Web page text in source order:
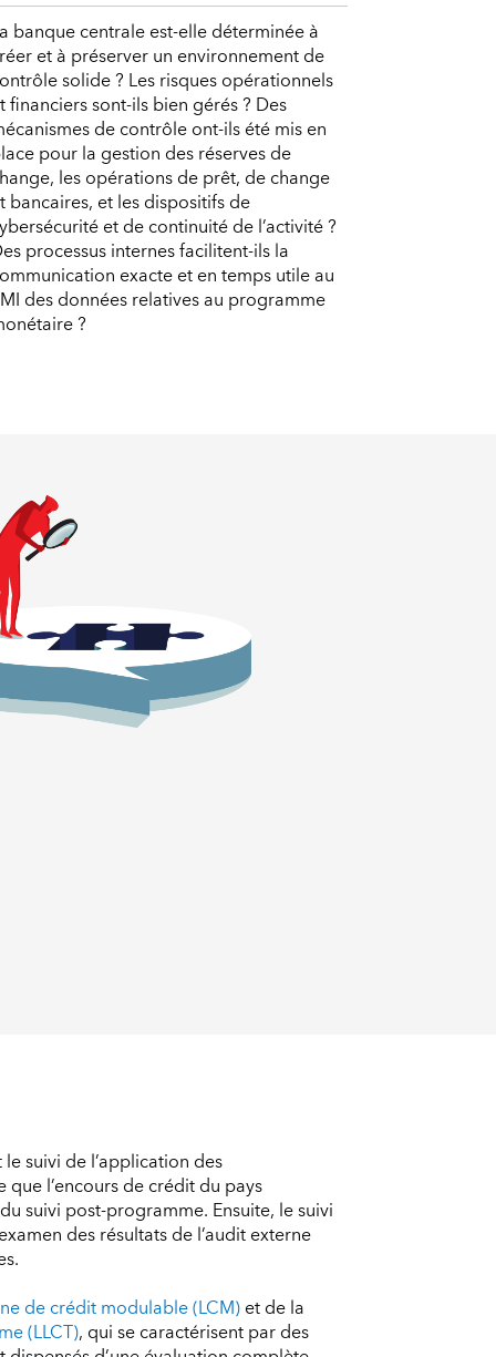
banque centrale est-elle déterminée à
et à préserver un environnement de
solide ? Les risques opérationnels
financiers sont-ils bien gérés ? Des
de contrôle ont-ils été mis en
pour la gestion des réserves de
les opérations de prêt, de change
bancaires, et les dispositifs de
et de continuité de l’activité ?
processus internes facilitent-ils la
exacte et en temps utile au
des données relatives au programme
?
suivi de l’application des
que l’encours de crédit du pays
suivi post-programme. Ensuite, le suivi
des résultats de l’audit externe
de crédit modulable (LCM)et de la
(LLCT), qui se caractérisent par des